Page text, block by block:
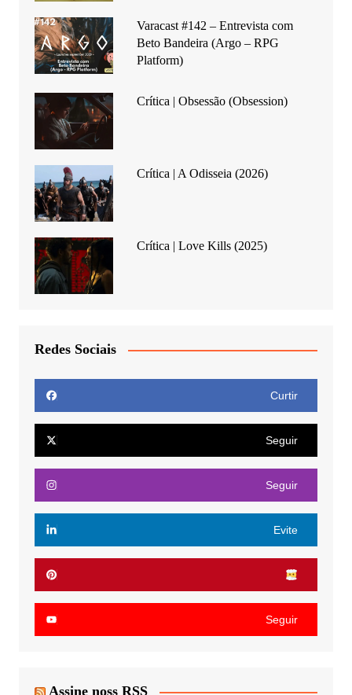
Varacast #142 – Entrevista com
Beto Bandeira (Argo – RPG
Platform)
Crítica | Obsessão (Obsession)
Crítica | A Odisseia (2026)
Crítica | Love Kills (2025)
Redes Sociais
Curtir
Seguir
Seguir
Evite
Seguir
Assine noss RSS